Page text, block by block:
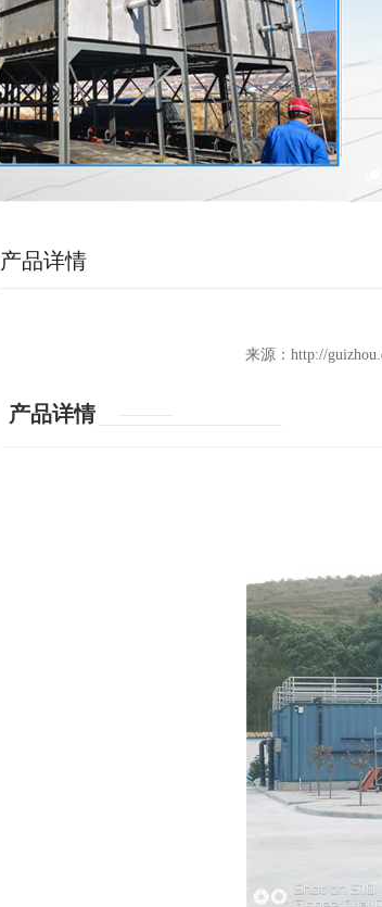
产品详情
来源：http://
产品详情